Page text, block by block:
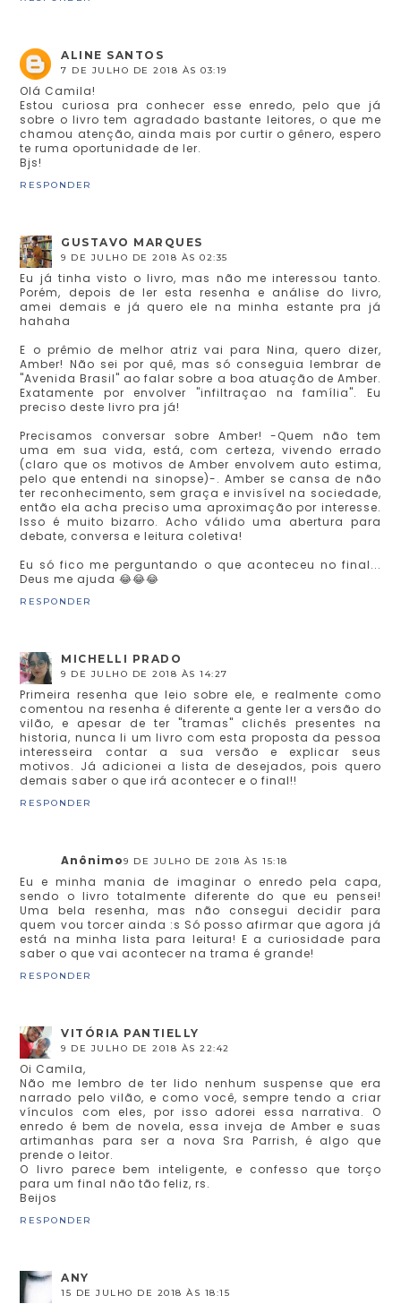
ALINE SANTOS
7 DE JULHO DE 2018 ÀS 03:19
Olá Camila!
Estou curiosa pra conhecer esse enredo, pelo que já
sobre o livro tem agradado bastante leitores, o que me
chamou atenção, ainda mais por curtir o gênero, espero
te ruma oportunidade de ler.
Bjs!
RESPONDER
GUSTAVO MARQUES
9 DE JULHO DE 2018 ÀS 02:35
Eu já tinha visto o livro, mas não me interessou tanto.
Porém, depois de ler esta resenha e análise do livro,
amei demais e já quero ele na minha estante pra já
hahaha
E o prêmio de melhor atriz vai para Nina, quero dizer,
Amber! Não sei por quê, mas só conseguia lembrar de
"Avenida Brasil" ao falar sobre a boa atuação de Amber.
Exatamente por envolver "infiltraçao na família". Eu
preciso deste livro pra já!
Precisamos conversar sobre Amber! -Quem não tem
uma em sua vida, está, com certeza, vivendo errado
(claro que os motivos de Amber envolvem auto estima,
pelo que entendi na sinopse)-. Amber se cansa de não
ter reconhecimento, sem graça e invisível na sociedade,
então ela acha preciso uma aproximação por interesse.
Isso é muito bizarro. Acho válido uma abertura para
debate, conversa e leitura coletiva!
Eu só fico me perguntando o que aconteceu no final...
Deus me ajuda 😂😂😂
RESPONDER
MICHELLI PRADO
9 DE JULHO DE 2018 ÀS 14:27
Primeira resenha que leio sobre ele, e realmente como
comentou na resenha é diferente a gente ler a versão do
vilão, e apesar de ter "tramas" clichês presentes na
historia, nunca li um livro com esta proposta da pessoa
interesseira contar a sua versão e explicar seus
motivos. Já adicionei a lista de desejados, pois quero
demais saber o que irá acontecer e o final!!
RESPONDER
Anônimo9 DE JULHO DE 2018 ÀS 15:18
Eu e minha mania de imaginar o enredo pela capa,
sendo o livro totalmente diferente do que eu pensei!
Uma bela resenha, mas não consegui decidir para
quem vou torcer ainda :s Só posso afirmar que agora já
está na minha lista para leitura! E a curiosidade para
saber o que vai acontecer na trama é grande!
RESPONDER
VITÓRIA PANTIELLY
9 DE JULHO DE 2018 ÀS 22:42
Oi Camila,
Não me lembro de ter lido nenhum suspense que era
narrado pelo vilão, e como você, sempre tendo a criar
vínculos com eles, por isso adorei essa narrativa. O
enredo é bem de novela, essa inveja de Amber e suas
artimanhas para ser a nova Sra Parrish, é algo que
prende o leitor.
O livro parece bem inteligente, e confesso que torço
para um final não tão feliz, rs.
Beijos
RESPONDER
ANY
15 DE JULHO DE 2018 ÀS 18:15